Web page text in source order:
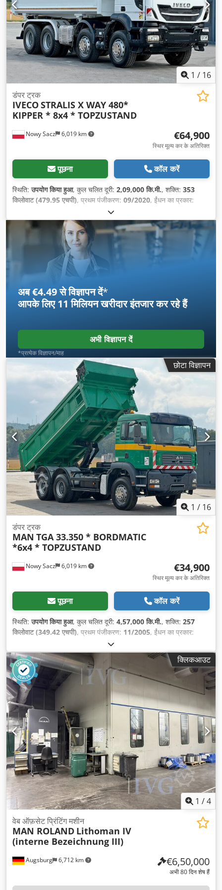
1 / 16
Nowy Sacz 6,019 km
डंपर ट्रक
IVECOSTRALIS X WAY 480*
KIPPER * 8x4 * TOPZUSTAND
€64,900
स्थिर मूल्य कर के अतिरिक्त
पूछना कॉल करें
स्थिति:उपयोग किया हुआ, कुल चलित दूरी: 2,09,000 कि.मी., शक्ति: 353
किलोवाट (479.95 एचपी), प्रथम पंजीकरण: 09/2020, ईंधन का प्रकार:
, धुरा विन्यास:
सफ़ेद, गियरिंग प्रकार:स्वचालित, लोडिंग स्पेस की लंबाई:6,050 मिमी, लोडिंग
स्पेस की चौड़ाई:
2,400 मिमी, लोडिंग स्पेस की ऊँचाई:900 मिमी, निर्माण वर्ष:
एबीएस, एयर कंडीशनिंग, क्रेन
अब €4.49 से विज्ञापन दें*
आपके लिए11 मिलियन खरीदारइंतजार कर रहे हैं
अभी विज्ञापन दें
*प्रत्येक विज्ञापन/माह
छोटा विज्ञापन
1 / 16
Nowy Sacz 6,019 km
डंपर ट्रक
MAN TGA 33.350 * BORDMATIC
*6x4 * TOPZUSTAND
€34,900
स्थिर मूल्य कर के अतिरिक्त
पूछना कॉल करें
स्थिति:उपयोग किया हुआ, कुल चलित दूरी: 4,57,000 कि.मी., शक्ति: 257
किलोवाट (349.42 एचपी), प्रथम पंजीकरण: 11/2005, ईंधन का प्रकार:
, धुरा विन्यास:
गियरिंग प्रकार:यांत्रिक, लोडिंग स्पेस की लंबाई:5,200 मिमी, लोडिंग स्पेस की
चौड़ाई:2,300 मिमी, लोडिंग स्पेस की ऊँचाई: , निर्माण वर्ष:2005,
उपकरण:एबीएस, एयर कंडीशनिंग,
क्लिकआउट
1 /4
Augsburg 6,712 km
वेब ऑफ़सेट प्रिंटिंग मशीन
MAN ROLAND Lithoman IV
(interne Bezeichnung III)
€6,50,000
अभी 80 दिन शेष हैं